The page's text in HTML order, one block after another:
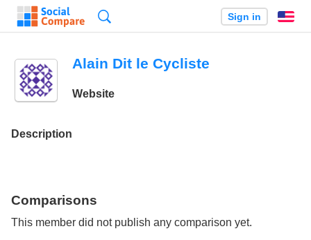
Sign in
Alain Dit le Cycliste
Website
Description
Comparisons
This member did not publish any comparison yet.